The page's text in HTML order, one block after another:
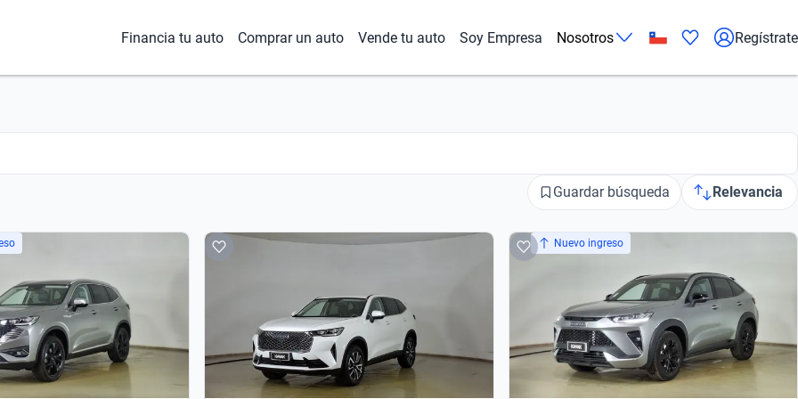
Financia tu auto Comprar un auto Vende tu auto Soy Empresa Nosotros Regístrate
Guardar búsqueda Relevancia
Nuevo ingreso